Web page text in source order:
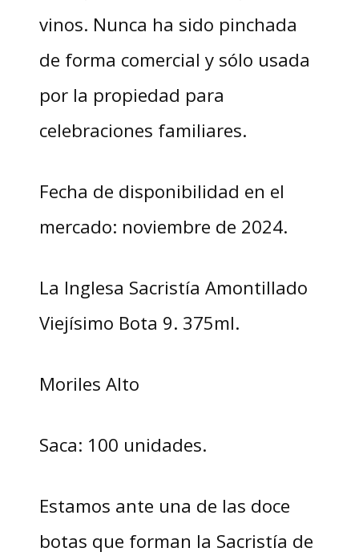
vinos. Nunca ha sido pinchada
de forma comercial y sólo usada
por la propiedad para
celebraciones familiares.
Fecha de disponibilidad en el
mercado: noviembre de 2024.
La Inglesa Sacristía Amontillado
Viejísimo Bota 9. 375ml.
Moriles Alto
Saca: 100 unidades.
Estamos ante una de las doce
botas que forman la Sacristía de